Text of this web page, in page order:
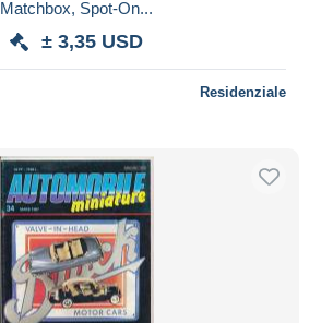
Matchbox, Spot-On...
± 3,35 USD
Residenziale